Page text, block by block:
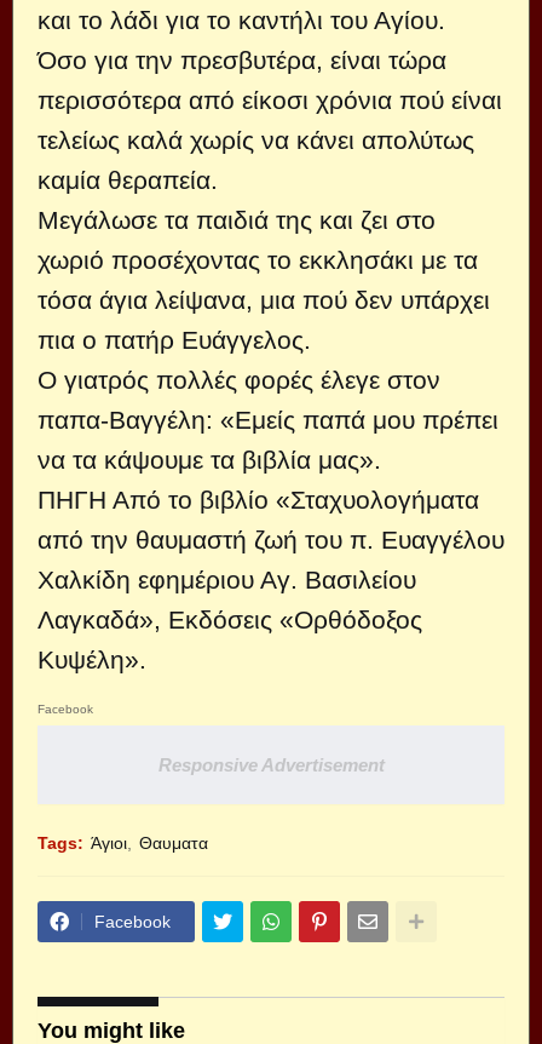
και το λάδι για το καντήλι του Αγίου.
Όσο για την πρεσβυτέρα, είναι τώρα
περισσότερα από είκοσι χρόνια πού είναι
τελείως καλά χωρίς να κάνει απολύτως
καμία θεραπεία.
Μεγάλωσε τα παι­διά της και ζει στο
χωριό προσέχοντας το εκκλησάκι με τα
τόσα άγια λείψανα, μια πού δεν υπάρχει
πια ο πατήρ Ευάγγελος.
Ο γιατρός πολλές φορές έλεγε στον
παπα-Βαγγέλη: «Εμείς παπά μου πρέπει
να τα κά­ψουμε τα βιβλία μας».
ΠΗΓΗ Από το βιβλίο «Σταχυολογήματα
από την θαυμαστή ζωή του π. Ευαγγέλου
Χαλκίδη εφημέριου Αγ. Βασιλείου
Λαγκαδά», Eκδόσεις «Ορθόδοξος
Κυψέλη».
Facebook
Responsive Advertisement
Tags: Άγιοι Θαυματα
Facebook
You might like